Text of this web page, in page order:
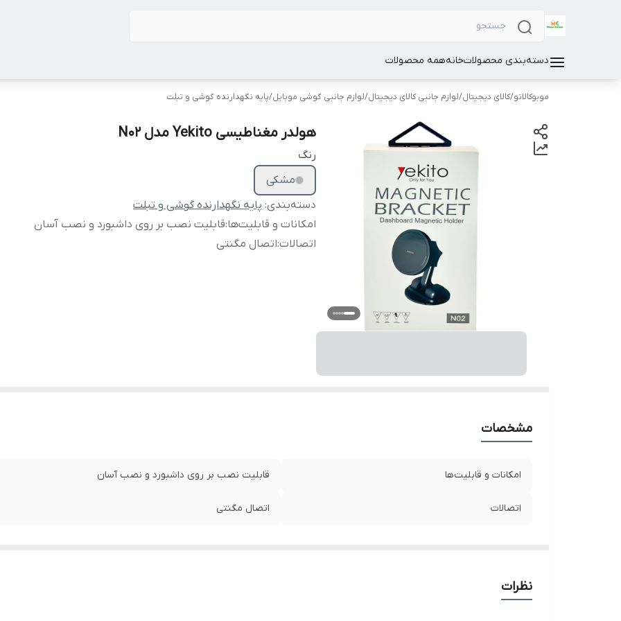
دسته‌بندی محصولاتخانههمه محصولات
موبوکالاتو/کالای دیجیتال/لوازم جانبی کالای دیجیتال/لوازم جانبی گوشی موبایل/پایه نگهدارنده گوشی و تبلت
هولدر مغناطیسی Yekito مدل N02
رنگ
مشکی
دسته‌بندی: پایه نگهدارنده گوشی و تبلت
امکانات و قابلیت‌ها:قابلیت نصب بر روی داشبورد و نصب آسان
اتصالات:اتصال مگنتی
مشخصات
امکانات و قابلیت‌ها قابلیت نصب بر روی داشبورد و نصب آسان
اتصالات اتصال مگنتی
نظرات